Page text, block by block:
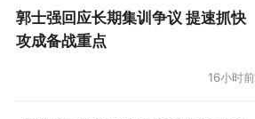
郭士强回应长期集训争议 提速抓快
攻成备战重点
16小时前